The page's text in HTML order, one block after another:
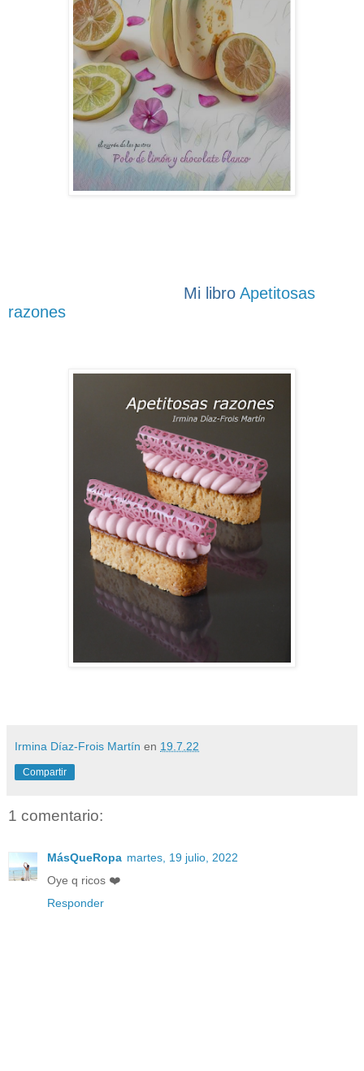
Mi libro Apetitosas
razones
Irmina Díaz-Frois Martín en 19.7.22
Compartir
1 comentario:
MásQueRopa martes, 19 julio, 2022
Oye q ricos ❤️
Responder